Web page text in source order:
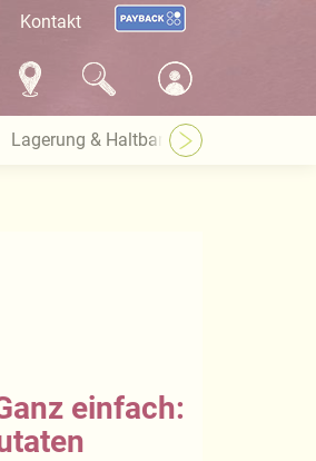
Kontakt
Lagerung & Haltbarkeit
einfach: